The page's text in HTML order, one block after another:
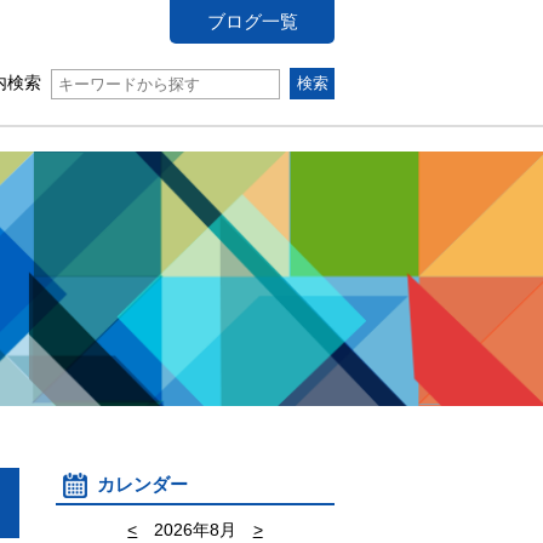
ブログ一覧
検索
カレンダー
< 2026年8月 >